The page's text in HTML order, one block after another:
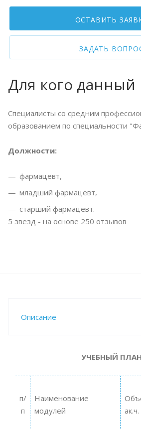
ОСТАВИТЬ
ЗАДАТЬ
Для кого данный
Специалисты со средним
образованием по специальности
Должности:
фармацевт,
младший фармацевт,
старший фармацевт.
5 звезд - на основе 250 отзывов
Описание
УЧЕБНЫЙ ПЛАН
п/
п
Наименование
модулей
ак.ч.